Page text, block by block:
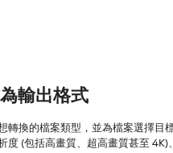
輸出格式
轉換的檔案類型，並為檔案選擇目
度 (包括高畫質、超高畫質甚至